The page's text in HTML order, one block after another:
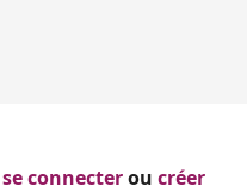
se connecterou créer